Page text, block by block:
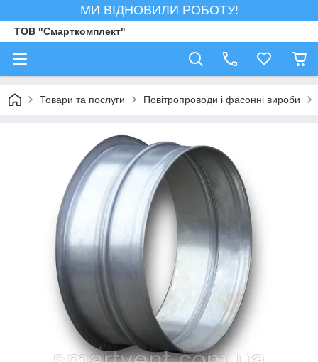
МИ ВІДНОВИЛИ РОБОТУ!
ТОВ "Смарткомплект"
Товари та послуги Повітропроводи і фасонні вироби